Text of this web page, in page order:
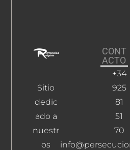
Sitio
dedic
ado a
nuestr
os
CONT
ACTO
+34
925
81
51
70